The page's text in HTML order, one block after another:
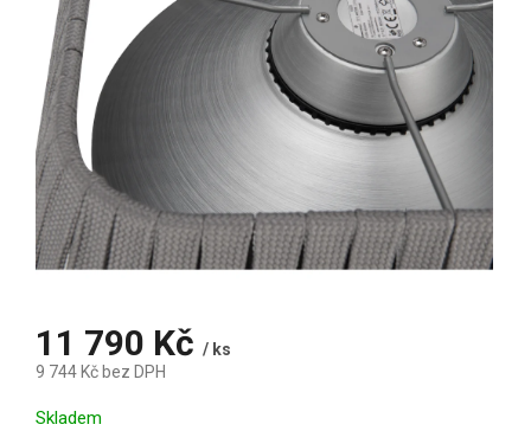
11 790 Kč / ks
9 744 Kč bez DPH
Skladem